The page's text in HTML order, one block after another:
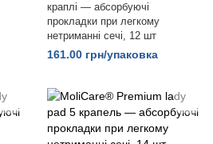
краплі — абсорбуючі
прокладки при легкому
нетриманні сечі, 12 шт
161.00 грн/упаковка